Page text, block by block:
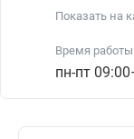
Показать на
Время работы:
пн-пт